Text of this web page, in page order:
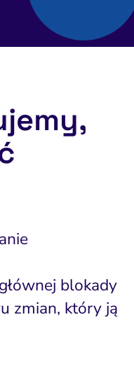
blokady
zmian, który ją